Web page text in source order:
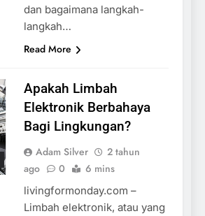
dan bagaimana langkah-
langkah…
Read More
Apakah Limbah
Elektronik Berbahaya
Bagi Lingkungan?
Adam Silver
2 tahun
ago
0 6 mins
livingformonday.com –
Limbah elektronik, atau yang